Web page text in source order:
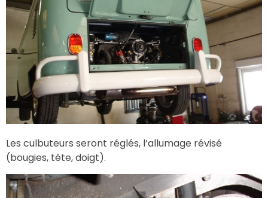
Les culbuteurs seront réglés, l’allumage révisé
(bougies, tête, doigt).